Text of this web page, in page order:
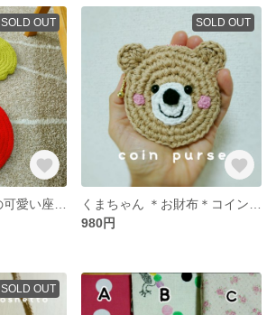
SOLD OUT SOLD OUT
980円
SOLD OUT